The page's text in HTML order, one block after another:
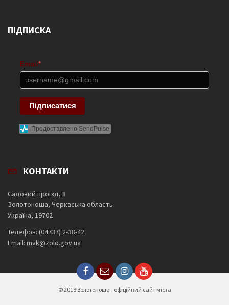
ПІДПИСКА
Email *
Підписатися
Предоставлено SendPulse
КОНТАКТИ
Садовий проїзд, 8
Золотоноша, Черкаська область
Україна, 19702
Телефон: (04737) 2-38-42
Email: mvk@zolo.gov.ua
© 2018 Золотоноша - офіційний сайт міста